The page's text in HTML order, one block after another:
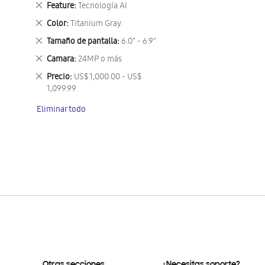
Feature Tecnología AI
Eliminar
este
artículo
Color Titanium Gray.
Eliminar
este
artículo
Tamaño de pantalla 6.0" - 6.9"
Eliminar
este
artículo
Camara 24MP o más
Eliminar
este
artículo
Precio US$ 1,000.00 - US$
1,099.99
Eliminar
este
Eliminar todo